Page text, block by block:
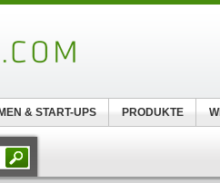
& START-UPS PRODUKTE